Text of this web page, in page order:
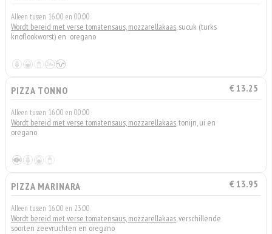
Alleen tussen 16:00 en 00:00
Wordt bereid met verse tomatensaus, mozzarellakaas, sucuk (turks
knoflookworst) en oregano
PIZZA TONNO € 13.25
Alleen tussen 16:00 en 00:00
Wordt bereid met verse tomatensaus, mozzarellakaas, tonijn, ui en
oregano
PIZZA MARINARA € 13.95
Alleen tussen 16:00 en 23:00
Wordt bereid met verse tomatensaus, mozzarellakaas, verschillende
soorten zeevruchten en oregano